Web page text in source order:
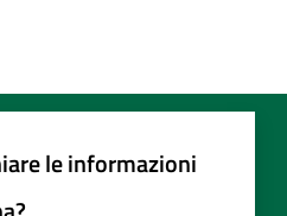
le informazioni